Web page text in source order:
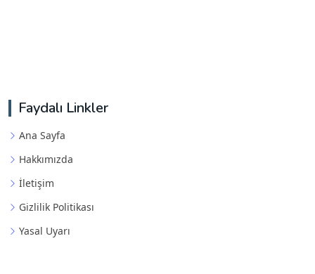
Faydalı Linkler
Ana Sayfa
Hakkımızda
İletişim
Gizlilik Politikası
Yasal Uyarı